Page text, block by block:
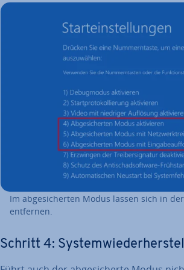
Im ab­ge­si­cher­ten Modus lassen sich in
entfernen.
Schritt 4: